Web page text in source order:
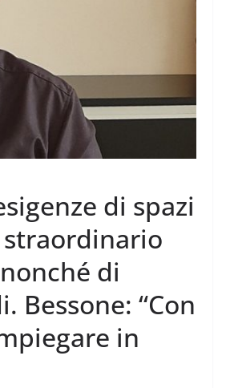
di spazi
straordinario
di
Bessone: “Con
in